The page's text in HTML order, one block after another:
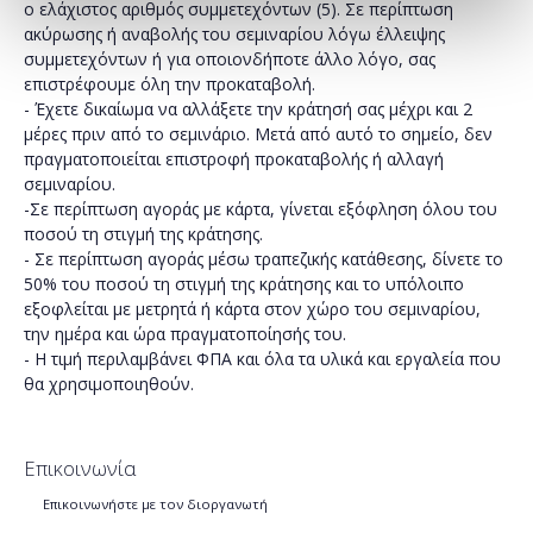
ο ελάχιστος αριθμός συμμετεχόντων (5). Σε περίπτωση
ακύρωσης ή αναβολής του σεμιναρίου λόγω έλλειψης
συμμετεχόντων ή για οποιονδήποτε άλλο λόγο, σας
επιστρέφουμε όλη την προκαταβολή.
- Έχετε δικαίωμα να αλλάξετε την κράτησή σας μέχρι και 2
μέρες πριν από το σεμινάριο. Μετά από αυτό το σημείο, δεν
πραγματοποιείται επιστροφή προκαταβολής ή αλλαγή
σεμιναρίου.
-Σε περίπτωση αγοράς με κάρτα, γίνεται εξόφληση όλου του
ποσού τη στιγμή της κράτησης.
- Σε περίπτωση αγοράς μέσω τραπεζικής κατάθεσης, δίνετε το
50% του ποσού τη στιγμή της κράτησης και το υπόλοιπο
εξοφλείται με μετρητά ή κάρτα στον χώρο του σεμιναρίου,
την ημέρα και ώρα πραγματοποίησής του.
- Η τιμή περιλαμβάνει ΦΠΑ και όλα τα υλικά και εργαλεία που
θα χρησιμοποιηθούν.
Επικοινωνία
Επικοινωνήστε με τον διοργανωτή